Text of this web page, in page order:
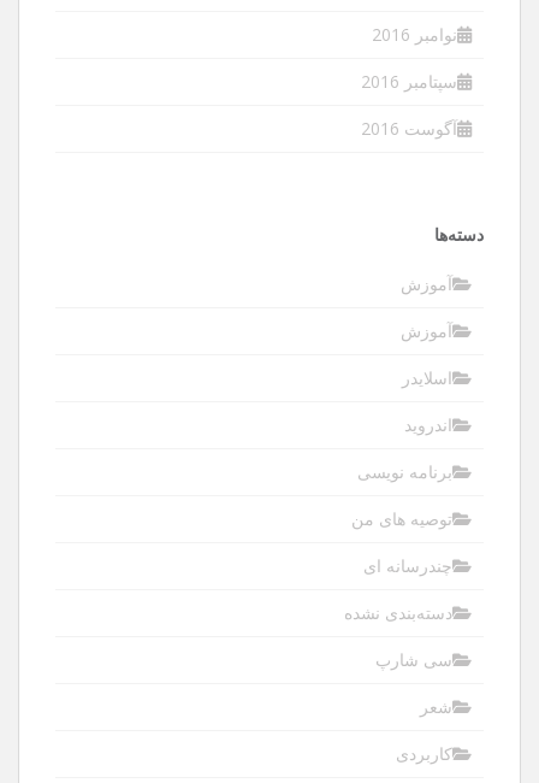
نوامبر 2016
سپتامبر 2016
آگوست 2016
دسته‌ها
آموزش
آموزش
اسلایدر
اندروید
برنامه نویسی
توصیه های من
چندرسانه ای
دسته‌بندی نشده
سی شارپ
شعر
کاربردی